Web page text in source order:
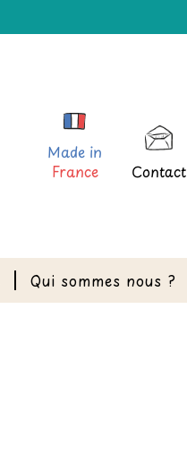
Contact
Made in
France
Qui sommes nous ?